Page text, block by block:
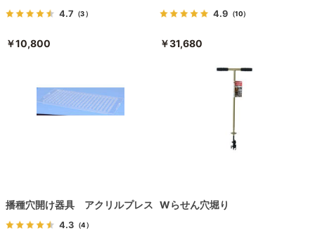
4.7 （3）
￥10,800
4.9 （10）
￥31,680
播種穴開け器具 アクリルプレス
4.3 （4）
Wらせん穴堀り